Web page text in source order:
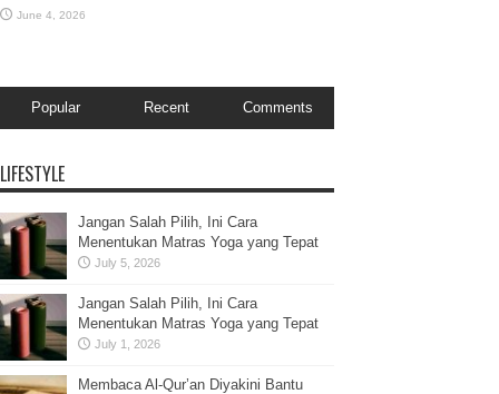
June 4, 2026
Popular Recent Comments
LIFESTYLE
Jangan Salah Pilih, Ini Cara
Menentukan Matras Yoga yang Tepat
July 5, 2026
Jangan Salah Pilih, Ini Cara
Menentukan Matras Yoga yang Tepat
July 1, 2026
Membaca Al-Qur’an Diyakini Bantu